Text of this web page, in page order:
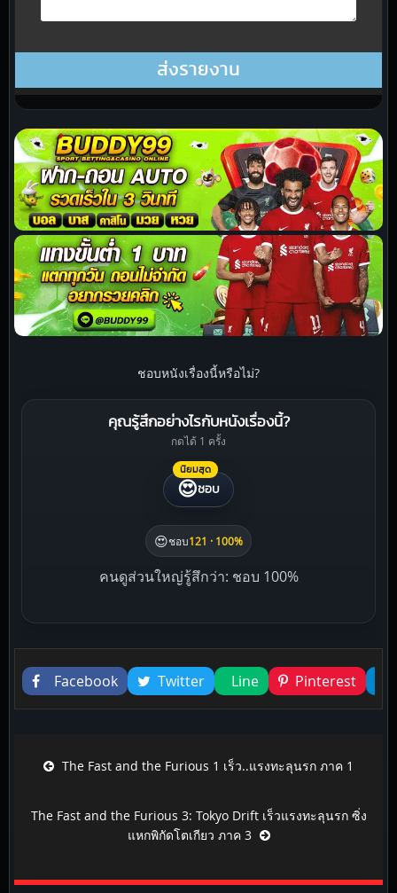
ชอบหนังเรื่องนี้หรือไม่?
คุณรู้สึกอย่างไรกับหนังเรื่องนี้?
กดได้ 1 ครั้ง
นิยมสุด
😍ชอบ
😍ชอบ121 · 100%
คนดูส่วนใหญ่รู้สึกว่า: ชอบ 100%
Liked this
Facebook
Twitter Line Pinterest
Post navigation
The Fast and the Furious 1 เร็ว..แรงทะลุนรก ภาค 1
The Fast and the Furious 3: Tokyo Drift เร็วแรงทะลุนรก ซิ่ง
แหกพิกัดโตเกียว ภาค 3